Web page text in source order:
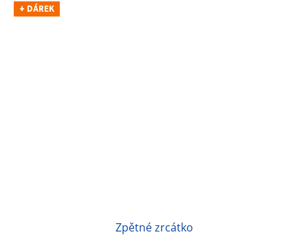
+ DÁREK
Zpětné zrcátko